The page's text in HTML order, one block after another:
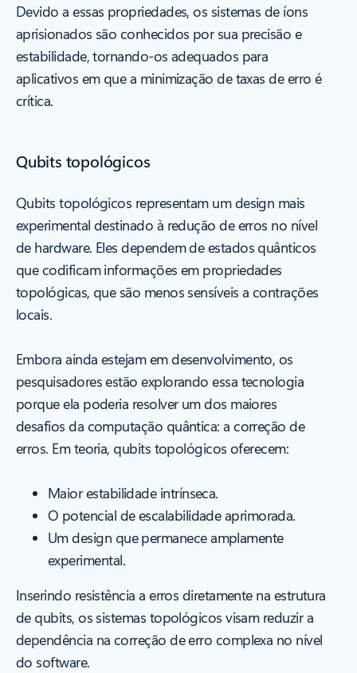
Devido a essas propriedades, os sistemas de íons
aprisionados são conhecidos por sua precisão e
estabilidade, tornando-os adequados para
aplicativos em que a minimização de taxas de erro é
crítica.
Qubits topológicos
Qubits topológicos representam um design mais
experimental destinado à redução de erros no nível
de hardware. Eles dependem de estados quânticos
que codificam informações em propriedades
topológicas, que são menos sensíveis a contrações
locais.
Embora ainda estejam em desenvolvimento, os
pesquisadores estão explorando essa tecnologia
porque ela poderia resolver um dos maiores
desafios da computação quântica: a correção de
erros. Em teoria, qubits topológicos oferecem:
Maior estabilidade intrínseca.
O potencial de escalabilidade aprimorada.
Um design que permanece amplamente
experimental.
Inserindo resistência a erros diretamente na estrutura
de qubits, os sistemas topológicos visam reduzir a
dependência na correção de erro complexa no nível
do software.